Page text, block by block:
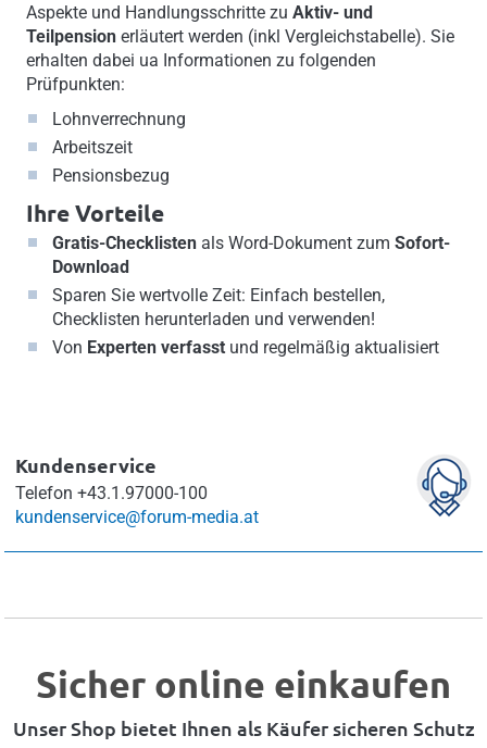
Aspekte und Handlungsschritte zu Aktiv- und
Teilpensionerläutert werden (inkl Vergleichstabelle). Sie
erhalten dabei ua Informationen zu folgenden
Prüfpunkten:
Lohnverrechnung
Arbeitszeit
Pensionsbezug
Ihre Vorteile
Gratis-Checklistenals Word-Dokument zum Sofort-
Download
Sparen Sie wertvolle Zeit: Einfach bestellen,
Checklisten herunterladen und verwenden!
Von Experten verfasstund regelmäßig aktualisiert
Kundenservice
Telefon +43.1.97000-100
kundenservice@forum-media.at
Sicher online einkaufen
Unser Shop bietet Ihnen als Käufer sicheren Schutz